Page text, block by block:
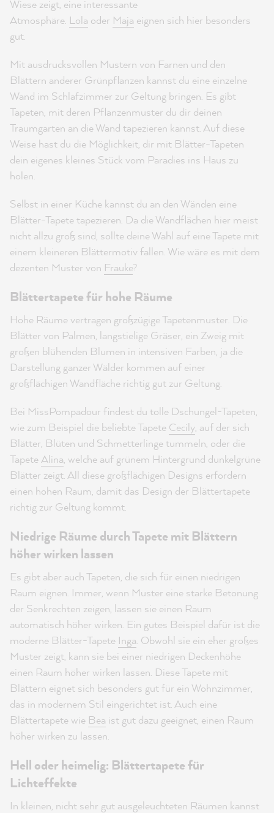
Wiese zeigt, eine interessante
Atmosphäre. Lola oder Maja eignen sich hier besonders
gut.
Mit ausdrucksvollen Mustern von Farnen und den
Blättern anderer Grünpflanzen kannst du eine einzelne
Wand im Schlafzimmer zur Geltung bringen. Es gibt
Tapeten, mit deren Pflanzenmuster du dir deinen
Traumgarten an die Wand tapezieren kannst. Auf diese
Weise hast du die Möglichkeit, dir mit Blätter-Tapeten
dein eigenes kleines Stück vom Paradies ins Haus zu
holen.
Selbst in einer Küche kannst du an den Wänden eine
Blätter-Tapete tapezieren. Da die Wandflächen hier meist
nicht allzu groß sind, sollte deine Wahl auf eine Tapete mit
einem kleineren Blättermotiv fallen. Wie wäre es mit dem
dezenten Muster von Frauke?
Blättertapete für hohe Räume
Hohe Räume vertragen großzügige Tapetenmuster. Die
Blätter von Palmen, langstielige Gräser, ein Zweig mit
großen blühenden Blumen in intensiven Farben, ja die
Darstellung ganzer Wälder kommen auf einer
großflächigen Wandfläche richtig gut zur Geltung.
Bei MissPompadour findest du tolle Dschungel-Tapeten,
wie zum Beispiel die beliebte Tapete Cecily , auf der sich
Blätter, Blüten und Schmetterlinge tummeln, oder die
Tapete Alina , welche auf grünem Hintergrund dunkelgrüne
Blätter zeigt. All diese großflächigen Designs erfordern
einen hohen Raum, damit das Design der Blättertapete
richtig zur Geltung kommt.
Niedrige Räume durch Tapete mit Blättern
höher wirken lassen
Es gibt aber auch Tapeten, die sich für einen niedrigen
Raum eignen. Immer, wenn Muster eine starke Betonung
der Senkrechten zeigen, lassen sie einen Raum
automatisch höher wirken. Ein gutes Beispiel dafür ist die
moderne Blätter-Tapete Inga . Obwohl sie ein eher großes
Muster zeigt, kann sie bei einer niedrigen Deckenhöhe
einen Raum höher wirken lassen. Diese Tapete mit
Blättern eignet sich besonders gut für ein Wohnzimmer,
das in modernem Stil eingerichtet ist. Auch eine
Blättertapete wie Bea ist gut dazu geeignet, einen Raum
höher wirken zu lassen.
Hell oder heimelig: Blättertapete für
Lichteffekte
In kleinen, nicht sehr gut ausgeleuchteten Räumen kannst